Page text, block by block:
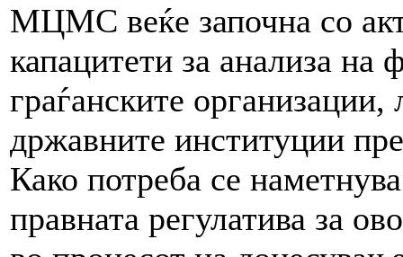
МЦМС веќе започна со
капацитети за анализа на
граѓанските
државните институции
Како потреба се
правната регулатива за